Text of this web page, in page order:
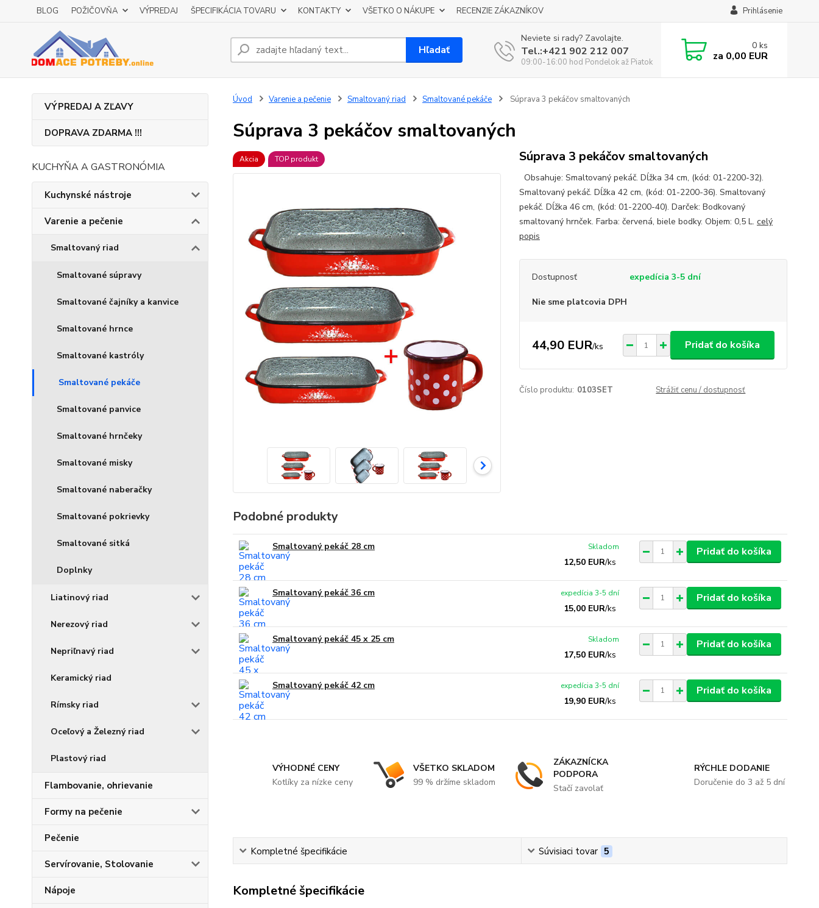
BLOG POŽIČOVŇA VÝPREDAJ ŠPECIFIKÁCIA TOVARU KONTAKTY VŠETKO O NÁKUPE RECENZIE ZÁKAZNÍKOV Prihlásenie
Hľadať
Neviete si rady? Zavolajte.
Tel.:+421 902 212 007
09:00-16:00 hod Pondelok až Piatok
0 ks
za 0,00 EUR
VÝPREDAJ A ZĽAVY
DOPRAVA ZDARMA !!!
KUCHYŇA A GASTRONÓMIA
Kuchynské nástroje
Varenie a pečenie
Smaltovaný riad
Smaltované súpravy
Smaltované čajníky a kanvice
Smaltované hrnce
Smaltované kastróly
Smaltované pekáče
Smaltované panvice
Smaltované hrnčeky
Smaltované misky
Smaltované naberačky
Smaltované pokrievky
Smaltované sitká
Doplnky
Liatinový riad
Nerezový riad
Nepriľnavý riad
Keramický riad
Rímsky riad
Oceľový a Železný riad
Plastový riad
Flambovanie, ohrievanie
Formy na pečenie
Pečenie
Servírovanie, Stolovanie
Nápoje
Úvod Varenie a pečenie Smaltovaný riad Smaltované pekáče Súprava 3 pekáčov smaltovaných
Súprava 3 pekáčov smaltovaných
Akcia TOP produkt Súprava 3 pekáčov smaltovaných
Obsahuje: Smaltovaný pekáč. Dĺžka 34 cm, (kód: 01-2200-32).
Smaltovaný pekáč. Dĺžka 42 cm, (kód: 01-2200-36). Smaltovaný
pekáč. Dĺžka 46 cm, (kód: 01-2200-40). Darček: Bodkovaný
smaltovaný hrnček. Farba: červená, biele bodky. Objem: 0,5 L. celý
popis
Dostupnosť expedícia 3-5 dní
Nie sme platcovia DPH
44,90 EUR/ks Pridať do košíka
Číslo produktu: 0103SET Strážiť cenu / dostupnosť
Podobné produkty
Smaltovaný pekáč 28 cm
12,50 EUR/ks
Skladom Pridať do košíka
Smaltovaný pekáč 36 cm
15,00 EUR/ks
expedícia 3-5 dní Pridať do košíka
Smaltovaný pekáč 45 x 25 cm
17,50 EUR/ks
Skladom Pridať do košíka
Smaltovaný pekáč 42 cm
19,90 EUR/ks
expedícia 3-5 dní Pridať do košíka
VÝHODNÉ CENY
Kotlíky za nízke ceny
VŠETKO SKLADOM
99 % držíme skladom
ZÁKAZNÍCKA
PODPORA
Stačí zavolať
RÝCHLE DODANIE
Doručenie do 3 až 5 dní
Kompletné špecifikácie Súvisiaci tovar 5
Kompletné špecifikácie